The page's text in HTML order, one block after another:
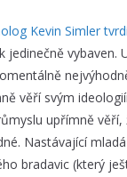
Kevin Simler
jedinečně vybaven.
věří svým
upřímně věří,
Nastávající
bradavic (který